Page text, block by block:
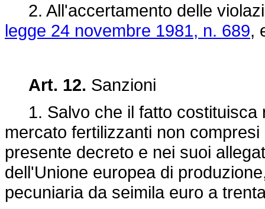
2. All'accertamento delle
legge 24 novembre 1981, n. 689,
Art. 12. Sanzioni
1. Salvo che il fatto costituisca
mercato fertilizzanti non
presente decreto e nei suoi
dell'Unione europea di
pecuniaria da seimila euro a